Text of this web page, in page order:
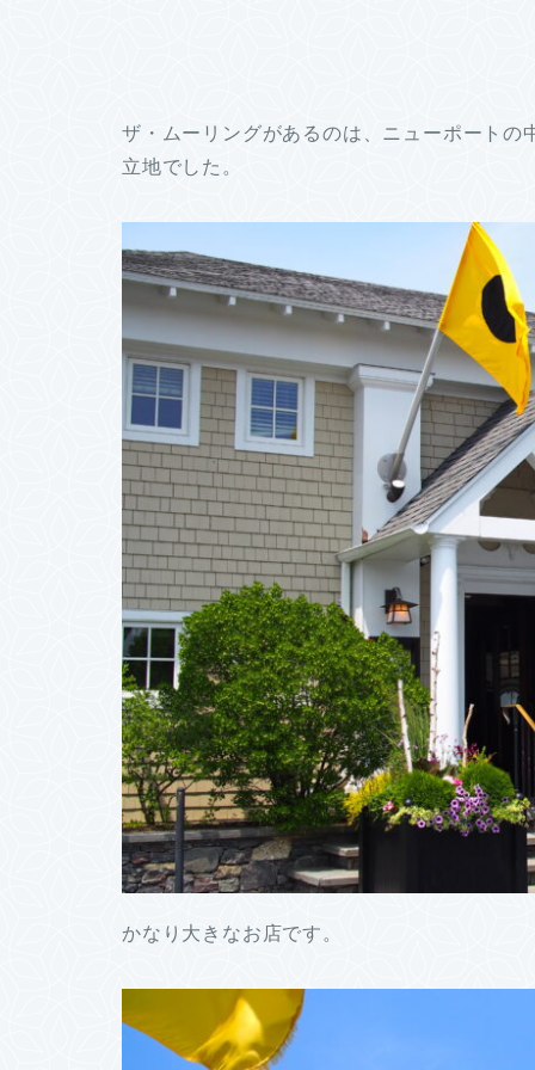
ザ・ムーリングがあるのは、ニューポート
立地でした。
かなり大きなお店です。